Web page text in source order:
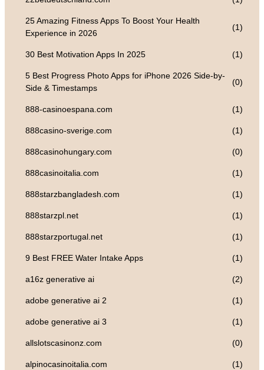
25 Amazing Fitness Apps To Boost Your Health
Experience in 2026
(1)
30 Best Motivation Apps In 2025 (1)
5 Best Progress Photo Apps for iPhone 2026 Side-by-
Side & Timestamps
(0)
888-casinoespana.com (1)
888casino-sverige.com (1)
888casinohungary.com (0)
888casinoitalia.com (1)
888starzbangladesh.com (1)
888starzpl.net (1)
888starzportugal.net (1)
9 Best FREE Water Intake Apps (1)
a16z generative ai (2)
adobe generative ai 2 (1)
adobe generative ai 3 (1)
allslotscasinonz.com (0)
alpinocasinoitalia.com (1)